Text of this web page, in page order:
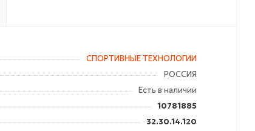
СПОРТИВНЫЕ ТЕХНОЛОГИИ
РОССИЯ
Есть в наличии
10781885
32.30.14.120